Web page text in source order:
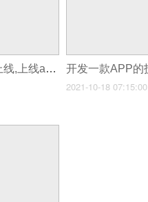
开发一款APP怎么上线,上线app需要准备什么
2021-10-18 07:15:00